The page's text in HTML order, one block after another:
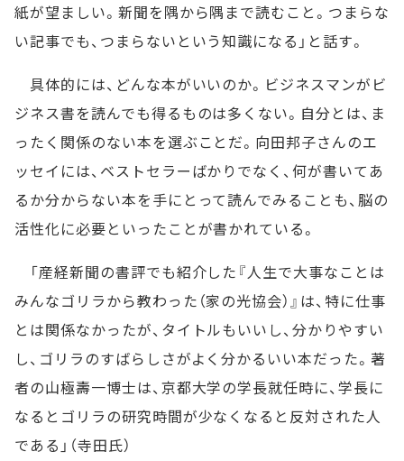
紙が望ましい。新聞を隅から隅まで読むこと。つまらな
い記事でも、つまらないという知識になる」と話す。
具体的には、どんな本がいいのか。ビジネスマンがビ
ジネス書を読んでも得るものは多くない。自分とは、ま
ったく関係のない本を選ぶことだ。向田邦子さんのエ
ッセイには、ベストセラーばかりでなく、何が書いてあ
るか分からない本を手にとって読んでみることも、脳の
活性化に必要といったことが書かれている。
「産経新聞の書評でも紹介した『人生で大事なことは
みんなゴリラから教わった（家の光協会）』は、特に仕事
とは関係なかったが、タイトルもいいし、分かりやすい
し、ゴリラのすばらしさがよく分かるいい本だった。著
者の山極壽一博士は、京都大学の学長就任時に、学長に
なるとゴリラの研究時間が少なくなると反対された人
である」（寺田氏）